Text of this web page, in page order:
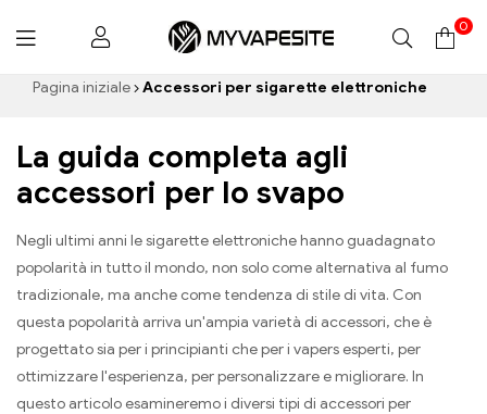
Myvapesite.de
0
Pagina iniziale Accessori per sigarette elettroniche
La guida completa agli
accessori per lo svapo
Negli ultimi anni le sigarette elettroniche hanno guadagnato
popolarità in tutto il mondo, non solo come alternativa al fumo
tradizionale, ma anche come tendenza di stile di vita. Con
questa popolarità arriva un'ampia varietà di accessori, che è
progettato sia per i principianti che per i vapers esperti, per
ottimizzare l'esperienza, per personalizzare e migliorare. In
questo articolo esamineremo i diversi tipi di accessori per